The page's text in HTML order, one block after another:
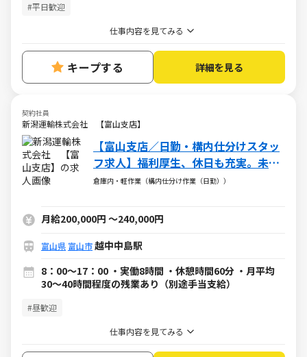
#平日歓迎
仕事内容を見てみる
キープする 詳細を見る
契約社員
新潟運輸株式会社 【富山支店】
【富山支店／日勤・構内仕分けスタッ
フ求人】福利厚生、休日も充実。未経
験OK！
倉庫内・軽作業（構内仕分け作業（日勤））
月給200,000円 ～240,000円
富山県 富山市越中中島駅
8：00～17：00 ・実働8時間 ・休憩時間60分 ・月平均
30～40時間程度の残業あり（別途手当支給）
#昼歓迎
仕事内容を見てみる